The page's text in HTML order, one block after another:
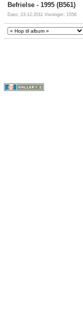
Befrielse - 1995 (B561)
Dato: 23-12-2011 Visninger: 1558